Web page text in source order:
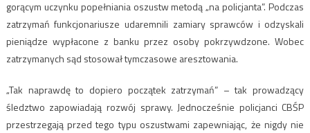
gorącym uczynku popełniania oszustw metodą „na policjanta”. Podczas
zatrzymań funkcjonariusze udaremnili zamiary sprawców i odzyskali
pieniądze wypłacone z banku przez osoby pokrzywdzone. Wobec
zatrzymanych sąd stosował tymczasowe aresztowania.
„Tak naprawdę to dopiero początek zatrzymań” – tak prowadzący
śledztwo zapowiadają rozwój sprawy. Jednocześnie policjanci CBŚP
przestrzegają przed tego typu oszustwami zapewniając, że nigdy nie